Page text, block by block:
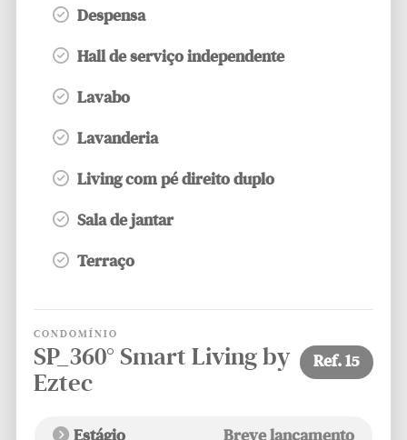
Despensa
Hall de serviço independente
Lavabo
Lavanderia
Living com pé direito duplo
Sala de jantar
Terraço
CONDOMÍNIO
SP_360° Smart Living by
Eztec
Ref.15
Estágio Breve lançamento